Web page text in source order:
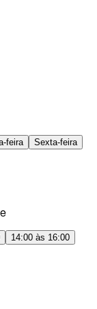
feira
Sexta-feira
14:00 às 16:00